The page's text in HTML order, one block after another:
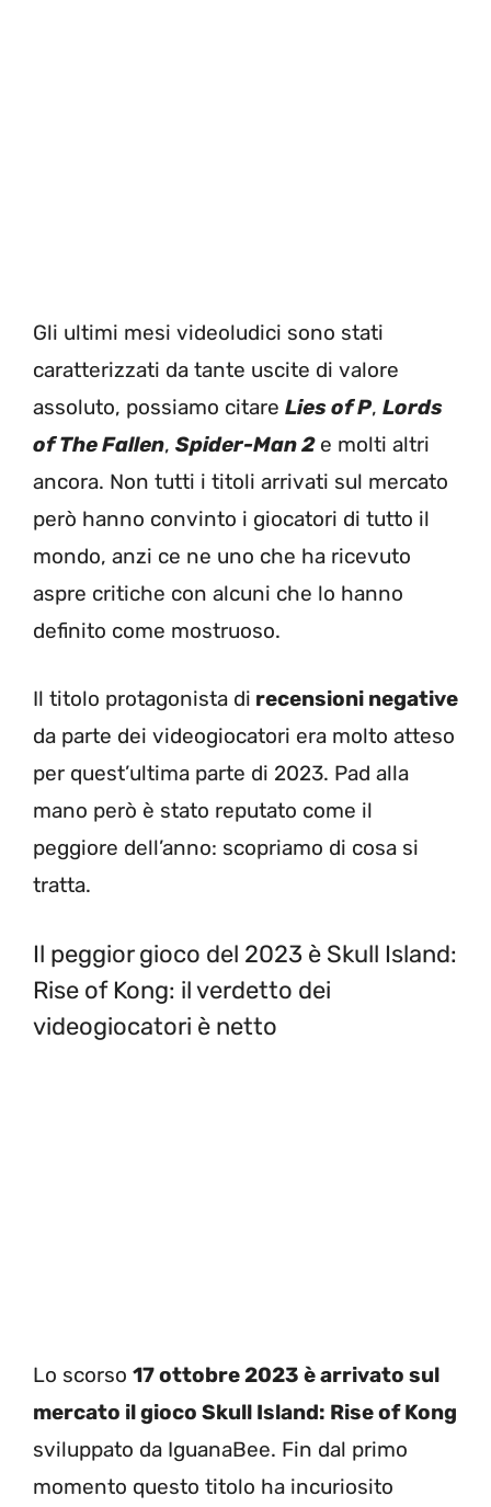
Gli ultimi mesi videoludici sono stati
caratterizzati da tante uscite di valore
assoluto, possiamo citare Lies of P, Lords
of The Fallen, Spider-Man 2e molti altri
ancora. Non tutti i titoli arrivati sul mercato
però hanno convinto i giocatori di tutto il
mondo, anzi ce ne uno che ha ricevuto
aspre critiche con alcuni che lo hanno
definito come mostruoso.
Il titolo protagonista di recensioni negative
da parte dei videogiocatori era molto atteso
per quest’ultima parte di 2023. Pad alla
mano però è stato reputato come il
peggiore dell’anno: scopriamo di cosa si
tratta.
Il peggior gioco del 2023 è Skull Island:
Rise of Kong: il verdetto dei
videogiocatori è netto
Lo scorso 17 ottobre 2023 è arrivato sul
mercato il gioco Skull Island: Rise of Kong
sviluppato da IguanaBee. Fin dal primo
momento questo titolo ha incuriosito